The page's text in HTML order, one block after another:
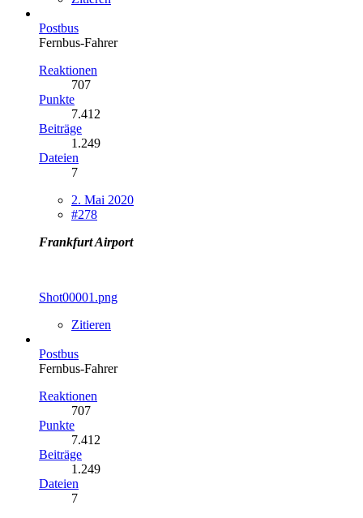
Postbus
Fernbus-Fahrer
Reaktionen
707
Punkte
7.412
Beiträge
1.249
Dateien
7
2. Mai 2020
#278
Frankfurt Airport
Shot00001.png
Zitieren
Postbus
Fernbus-Fahrer
Reaktionen
707
Punkte
7.412
Beiträge
1.249
Dateien
7